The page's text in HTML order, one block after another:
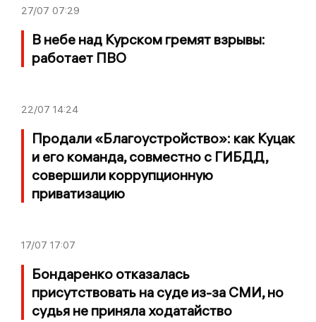
27/07 07:29
В небе над Курском гремят взрывы:
работает ПВО
22/07 14:24
Продали «Благоустройство»: как Куцак
и его команда, совместно с ГИБДД,
совершили коррупционную
приватизацию
17/07 17:07
Бондаренко отказалась
присутствовать на суде из-за СМИ, но
судья не приняла ходатайство